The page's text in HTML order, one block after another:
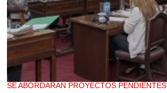
SE ABORDARAN PROYECTOS PENDIENTES